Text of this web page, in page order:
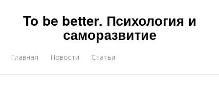
To be better. Психология и
саморазвитие
Главная Новости Статьи